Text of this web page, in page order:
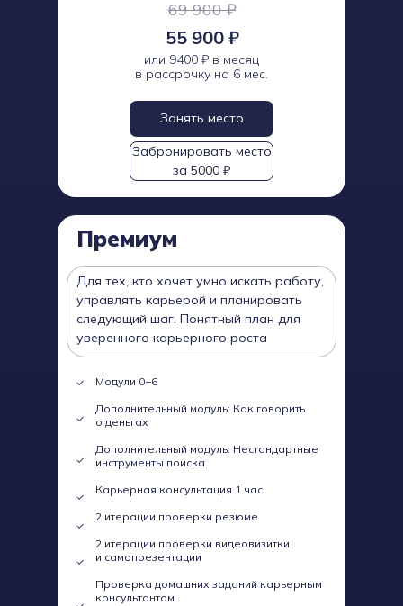
Премиум
Для тех, кто хочет умно искать работу,
управлять карьерой и планировать
следующий шаг. Понятный план для
уверенного карьерного роста
Модули 0−6
Дополнительный модуль: Как говорить
о деньгах
Дополнительный модуль: Нестандартные
инструменты поиска
Карьерная консультация 1 час
2 итерации проверки резюме
2 итерации проверки видеовизитки
и самопрезентации
Проверка домашних заданий карьерным
консультантом
69 900 ₽
55 900 ₽
или 9400 ₽ в месяц
в рассрочку на 6 мес.
Занять место
Забронировать место
за 5000 ₽